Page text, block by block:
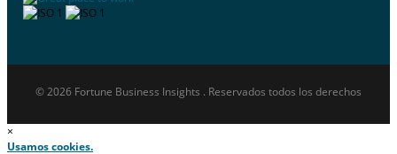
© 2026 Fortune Business Insights . Reservados todos los derechos
×
Usamos cookies.